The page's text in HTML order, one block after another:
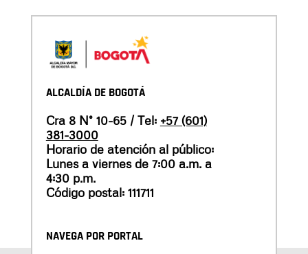
ALCALDÍA DE BOGOTÁ
Cra 8 N° 10-65 / Tel: +57 (601)
381-3000
Horario de atención al público:
Lunes a viernes de 7:00 a.m. a
4:30 p.m.
Código postal: 111711
NAVEGA POR PORTAL